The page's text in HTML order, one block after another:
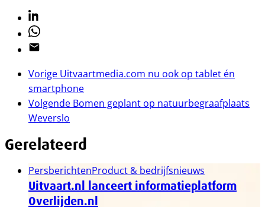
Linkedin
Whatsapp
Email
Vorige Uitvaartmedia.com nu ook op tablet én
smartphone
Volgende Bomen geplant op natuurbegraafplaats
Weverslo
Gerelateerd
PersberichtenProduct & bedrijfsnieuws
Uitvaart.nl lanceert informatieplatform
Overlijden.nl